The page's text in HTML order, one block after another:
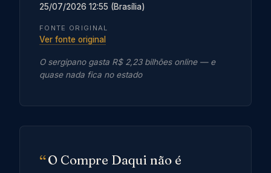
25/07/2026 12:55 (Brasília)
FONTE ORIGINAL
Ver fonte original
O sergipano gasta R$ 2,23 bilhões online — e
quase nada fica no estado
O Compre Daqui não é